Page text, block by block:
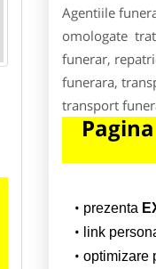
Agentiile
omologate
funerar,
funerara,
transport
prezenta
link
optimizare